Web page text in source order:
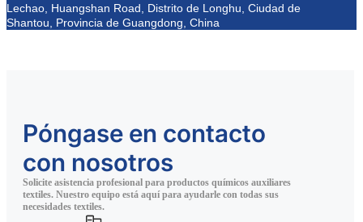
Lechao, Huangshan Road, Distrito de Longhu, Ciudad de
Shantou, Provincia de Guangdong, China
Póngase en contacto
con nosotros
Solicite asistencia profesional para productos químicos auxiliares
textiles. Nuestro equipo está aquí para ayudarle con todas sus
necesidades textiles.